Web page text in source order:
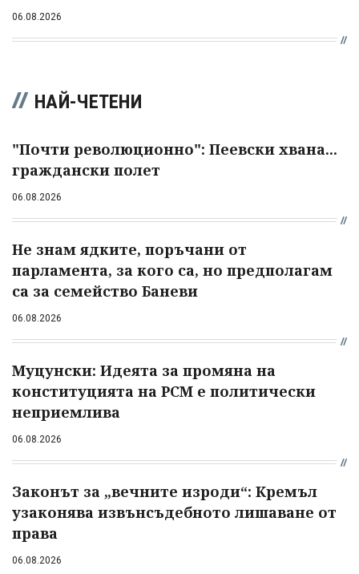
06.08.2026
НАЙ-ЧЕТЕНИ
"Почти революционно": Пеевски хвана...
граждански полет
06.08.2026
Не знам ядките, поръчани от
парламента, за кого са, но предполагам
са за семейство Баневи
06.08.2026
Муцунски: Идеята за промяна на
конституцията на РСМ е политически
неприемлива
06.08.2026
Законът за „вечните изроди“: Кремъл
узаконява извънсъдебното лишаване от
права
06.08.2026